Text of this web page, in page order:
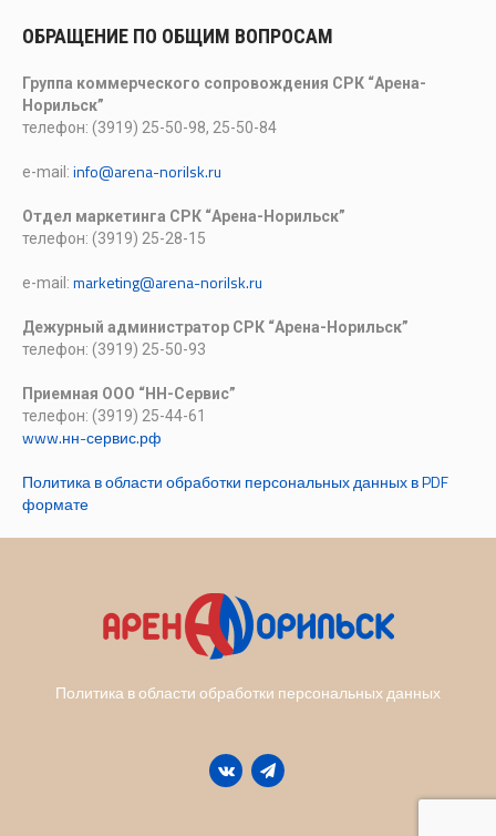
ОБРАЩЕНИЕ ПО ОБЩИМ ВОПРОСАМ
Группа коммерческого сопровождения СРК “Арена-
Норильск”
телефон: (3919) 25-50-98, 25-50-84
e-mail: info@arena-norilsk.ru
Отдел маркетинга СРК “Арена-Норильск”
телефон: (3919) 25-28-15
e-mail: marketing@arena-norilsk.ru
Дежурный администратор СРК “Арена-Норильск”
телефон: (3919) 25-50-93
Приемная ООО “НН-Сервис”
телефон: (3919) 25-44-61
www.нн-сервис.рф
Политика в области обработки персональных данных в PDF
формате
Политика в области обработки персональных данных